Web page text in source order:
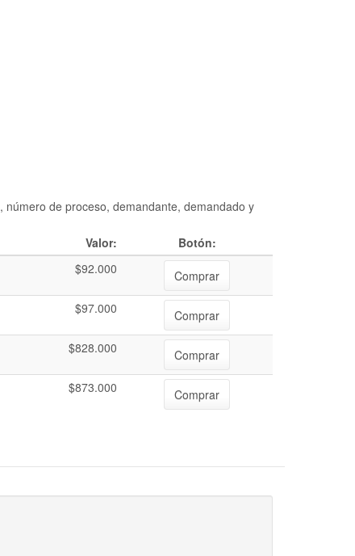
de proceso, demandante, demandado y
Valor:
Botón:
$92.000
Comprar
$97.000
Comprar
$828.000
Comprar
$873.000 Comprar